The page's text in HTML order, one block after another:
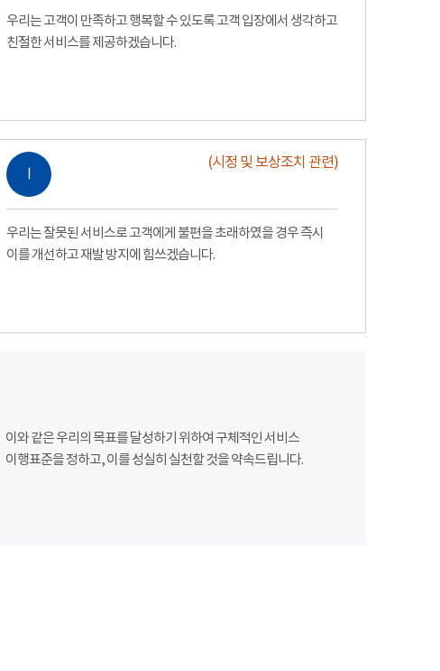
우리는 고객이 만족하고 행복할 수 있도록 고객 입장에서 생각하고
친절한 서비스를 제공하겠습니다.
Ⅰ
(시정 및 보상조치 관련)
우리는 잘못된 서비스로 고객에게 불편을 초래하였을 경우 즉시
이를 개선하고 재발 방지에 힘쓰겠습니다.
이와 같은 우리의 목표를 달성하기 위하여 구체적인 서비스
이행표준을 정하고, 이를 성실히 실천할 것을 약속드립니다.